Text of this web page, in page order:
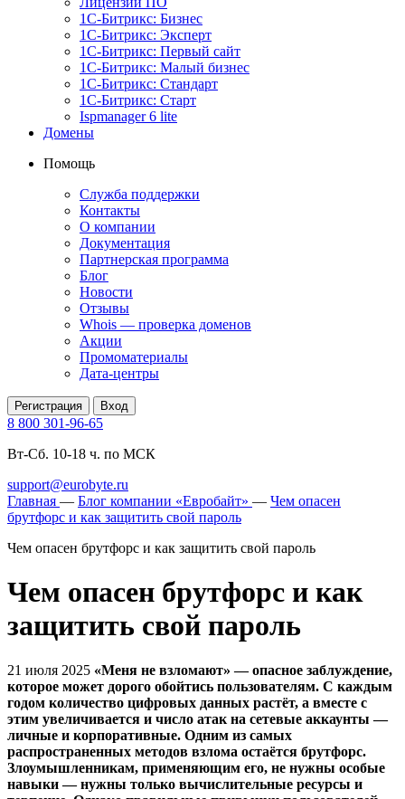
1С-Битрикс: Бизнес
1С-Битрикс: Эксперт
1С-Битрикс: Первый сайт
1С-Битрикс: Малый бизнес
1С-Битрикс: Стандарт
1С-Битрикс: Старт
Ispmanager 6 lite
Домены
Помощь
Служба поддержки
Контакты
О компании
Документация
Партнерская программа
Блог
Новости
Отзывы
Whois — проверка доменов
Акции
Промоматериалы
Дата-центры
Регистрация Вход
8 800 301-96-65
Вт-Сб. 10-18 ч. по МСК
support@eurobyte.ru
Главная — Блог компании «Евробайт» — Чем опасен
брутфорс и как защитить свой пароль
Чем опасен брутфорс и как защитить свой пароль
Чем опасен брутфорс и как
защитить свой пароль
21 июля 2025 «Меня не взломают» — опасное заблуждение,
которое может дорого обойтись пользователям. С каждым
годом количество цифровых данных растёт, а вместе с
этим увеличивается и число атак на сетевые аккаунты —
личные и корпоративные. Одним из самых
распространенных методов взлома остаётся брутфорс.
Злоумышленникам, применяющим его, не нужны особые
навыки — нужны только вычислительные ресурсы и